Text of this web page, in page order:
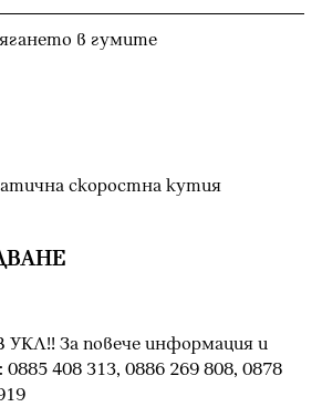
в гумите
скоростна кутия
За повече информация и
408 313, 0886 269 808, 0878